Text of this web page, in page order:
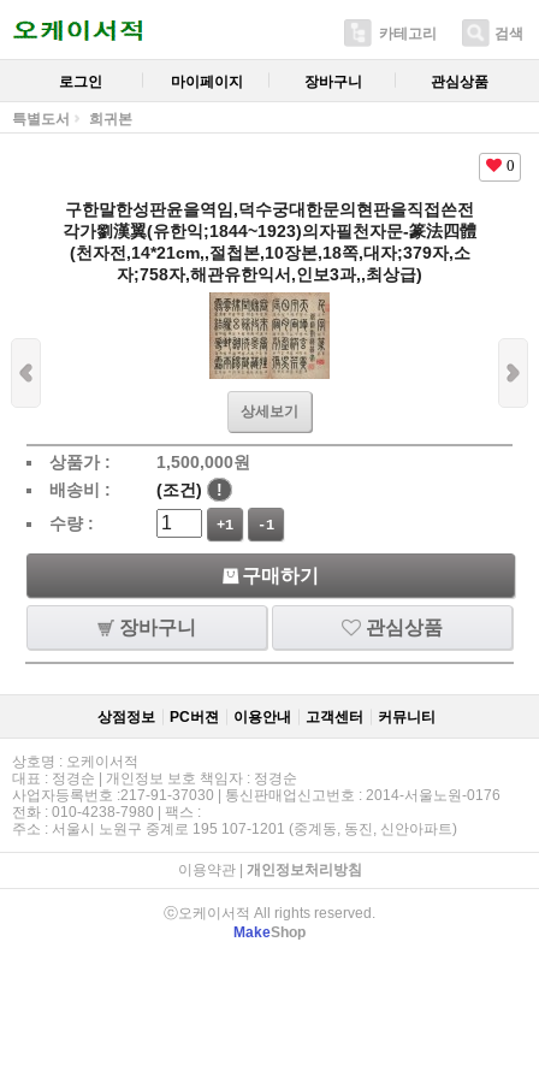
카테고리 검색
로그인 마이페이지 장바구니 관심상품
특별도서 희귀본
0
구한말한성판윤을역임,덕수궁대한문의현판을직접쓴전
각가劉漢翼(유한익;1844~1923)의자필천자문-篆法四體
(천자전,14*21cm,,절첩본,10장본,18쪽,대자;379자,소
자;758자,해관유한익서,인보3과,,최상급)
상세보기
상품가 : 1,500,000원
배송비 :
(조건)
!
수량 :
+1 -1
구매하기
장바구니 관심상품
상점정보 PC버젼 이용안내 고객센터 커뮤니티
상호명 : 오케이서적
대표 : 정경순 | 개인정보 보호 책임자 : 정경순
사업자등록번호 :217-91-37030 | 통신판매업신고번호 : 2014-서울노원-0176
전화 : 010-4238-7980 | 팩스 :
주소 : 서울시 노원구 중계로 195 107-1201 (중계동, 동진, 신안아파트)
이용약관| 개인정보처리방침
ⓒ오케이서적 All rights reserved.
MakeShop